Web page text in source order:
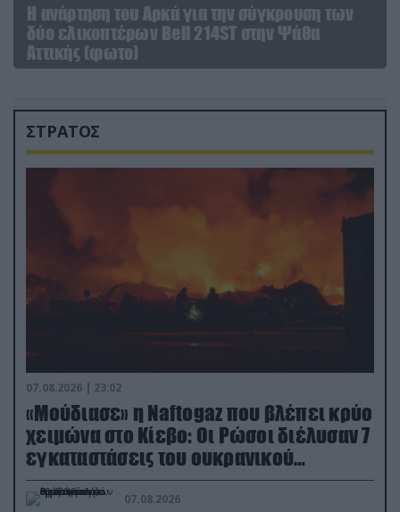
Η ανάρτηση του Αρκά για την σύγκρουση των
δύο ελικοπτέρων Bell 214ST στην Ψάθα
Αττικής (φωτο)
ΣΤΡΑΤΟΣ
07.08.2026 | 23:02
«Μούδιασε» η Naftogaz που βλέπει κρύο
χειμώνα στο Κίεβο: Οι Ρώσοι διέλυσαν 7
εγκαταστάσεις του ουκρανικού
κολοσσού!
07.08.2026